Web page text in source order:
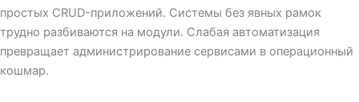
простых CRUD-приложений. Системы без явных рамок
трудно разбиваются на модули. Слабая автоматизация
превращает администрирование сервисами в операционный
кошмар.